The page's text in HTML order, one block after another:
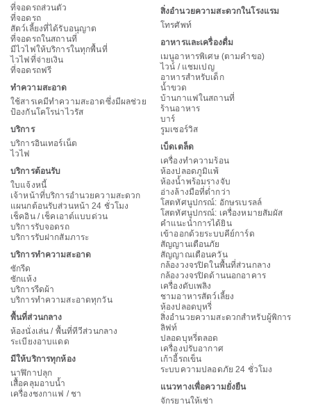
ที่จอดรถส่วนตัว
ที่จอดรถ
สัตว์เลี้ยงที่ได้รับอนุญาต
ที่จอดรถในสถานที่
มีไวไฟให้บริการในทุกพื้นที่
ไวไฟที่จ่ายเงิน
ที่จอดรถฟรี
ทำความสะอาด
ใช้สารเคมีทำความสะอาดซึ่งมีผลช่วย
ป้องกันโคโรน่าไวรัส
บริการ
บริการอินเทอร์เน็ต
ไวไฟ
บริการต้อนรับ
ใบแจ้งหนี้
เจ้าหน้าที่บริการอำนวยความสะดวก
แผนกต้อนรับส่วนหน้า 24 ชั่วโมง
เช็คอิน / เช็คเอาต์แบบด่วน
บริการรับจอดรถ
บริการรับฝากสัมภาระ
บริการทำความสะอาด
ซักรีด
ซักแห้ง
บริการรีดผ้า
บริการทำความสะอาดทุกวัน
พื้นที่ส่วนกลาง
ห้องนั่งเล่น / พื้นที่ทีวีส่วนกลาง
ระเบียงอาบแดด
มีให้บริการทุกห้อง
นาฬิกาปลุก
เสื้อคลุมอาบน้ำ
เครื่องชงกาแฟ / ชา
สิ่งอำนวยความสะดวกในโรงแรม
โทรศัพท์
อาหารและเครื่องดื่ม
เมนูอาหารพิเศษ (ตามคำขอ)
ไวน์ / แชมเปญ
อาหารสำหรับเด็ก
น้ำขวด
บ้านกาแฟในสถานที่
ร้านอาหาร
บาร์
รูมเซอร์วิส
เบ็ดเตล็ด
เครื่องทำความร้อน
ห้องปลอดภูมิแพ้
ห้องน้ำพร้อมรางจับ
อ่างล้างมือที่ต่ำกว่า
โสตทัศนูปกรณ์: อักษรเบรลล์
โสตทัศนูปกรณ์: เครื่องหมายสัมผัส
คำแนะนำการได้ยิน
เข้าออกด้วยระบบคีย์การ์ด
สัญญานเตือนภัย
สัญญาณเตือนควัน
กล้องวงจรปิดในพื้นที่ส่วนกลาง
กล้องวงจรปิดด้านนอกอาคาร
เครื่องดับเพลิง
ชามอาหารสัตว์เลี้ยง
ห้องปลอดบุหรี่
สิ่งอำนวยความสะดวกสำหรับผู้พิการ
ลิฟท์
ปลอดบุหรี่ตลอด
เครื่องปรับอากาศ
เก้าอี้รถเข็น
ระบบความปลอดภัย 24 ชั่วโมง
แนวทางเพื่อความยั่งยืน
จักรยานให้เช่า